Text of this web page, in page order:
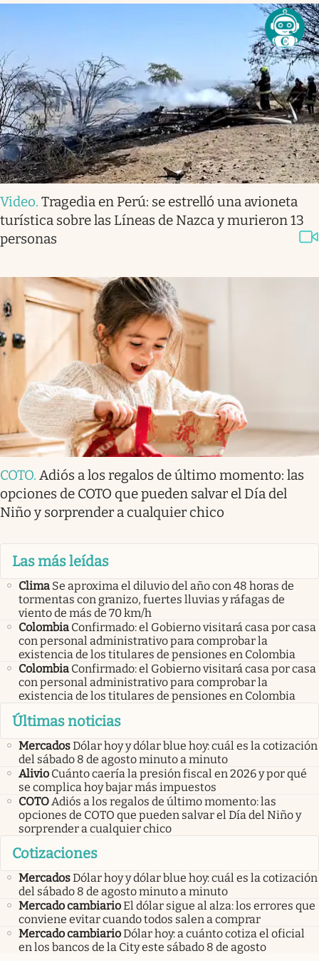
Video. Tragedia en Perú: se estrelló una avioneta
turística sobre las Líneas de Nazca y murieron 13
personas
COTO. Adiós a los regalos de último momento: las
opciones de COTO que pueden salvar el Día del
Niño y sorprender a cualquier chico
Las más leídas
Clima Se aproxima el diluvio del año con 48 horas de
tormentas con granizo, fuertes lluvias y ráfagas de
viento de más de 70 km/h
Colombia Confirmado: el Gobierno visitará casa por casa
con personal administrativo para comprobar la
existencia de los titulares de pensiones en Colombia
Colombia Confirmado: el Gobierno visitará casa por casa
con personal administrativo para comprobar la
existencia de los titulares de pensiones en Colombia
Últimas noticias
MercadosDólar hoy y dólar blue hoy: cuál es la cotización
del sábado 8 de agosto minuto a minuto
Alivio Cuánto caería la presión fiscal en 2026 y por qué
se complica hoy bajar más impuestos
COTOAdiós a los regalos de último momento: las
opciones de COTO que pueden salvar el Día del Niño y
sorprender a cualquier chico
Cotizaciones
MercadosDólar hoy y dólar blue hoy: cuál es la cotización
del sábado 8 de agosto minuto a minuto
Mercado cambiarioEl dólar sigue al alza: los errores que
conviene evitar cuando todos salen a comprar
Mercado cambiarioDólar hoy: a cuánto cotiza el oficial
en los bancos de la City este sábado 8 de agosto